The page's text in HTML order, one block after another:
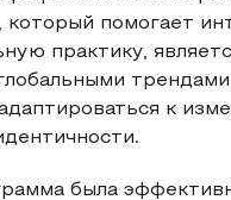
который помогает
практику,
к
была